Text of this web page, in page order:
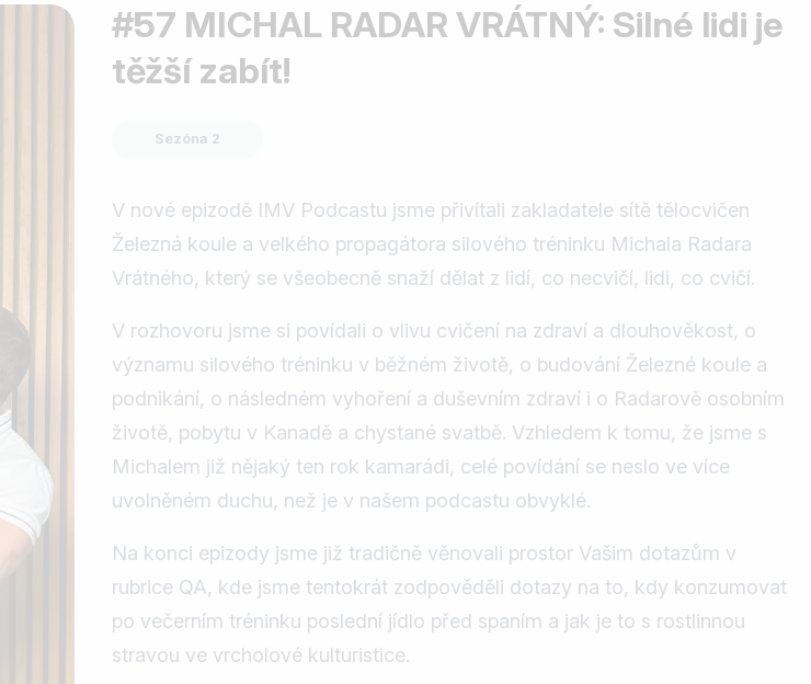
#57 MICHAL RADAR VRÁTNÝ: Silné lidi je
těžší zabít!
Sezóna 2
V nové epizodě IMV Podcastu jsme přivítali zakladatele sítě tělocvičen
Železná koule a velkého propagátora silového tréninku Michala Radara
Vrátného, který se všeobecně snaží dělat z lidí, co necvičí, lidi, co cvičí.
‍V rozhovoru jsme si povídali o vlivu cvičení na zdraví a dlouhověkost, o
významu silového tréninku v běžném životě, o budování Železné koule a
podnikání, o následném vyhoření a duševním zdraví i o Radarově osobním
životě, pobytu v Kanadě a chystané svatbě. Vzhledem k tomu, že jsme s
Michalem již nějaký ten rok kamarádi, celé povídání se neslo ve více
uvolněném duchu, než je v našem podcastu obvyklé.
‍Na konci epizody jsme již tradičně věnovali prostor Vašim dotazům v
rubrice QA, kde jsme tentokrát zodpověděli dotazy na to, kdy konzumovat
po večerním tréninku poslední jídlo před spaním a jak je to s rostlinnou
stravou ve vrcholové kulturistice.